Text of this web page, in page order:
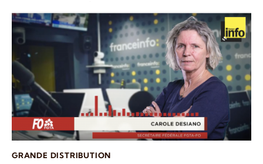
GRANDE DISTRIBUTION